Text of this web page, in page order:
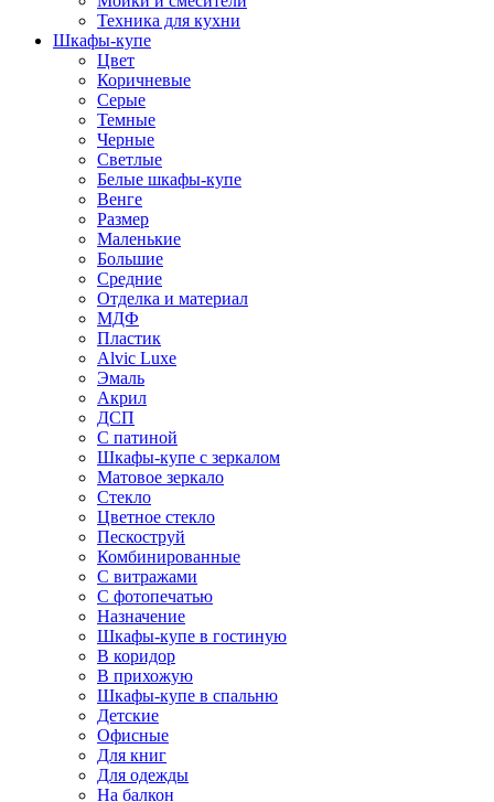
Техника для кухни
Шкафы-купе
Цвет
Коричневые
Серые
Темные
Черные
Светлые
Белые шкафы-купе
Венге
Размер
Маленькие
Большие
Средние
Отделка и материал
МДФ
Пластик
Alvic Luxe
Эмаль
Акрил
ДСП
С патиной
Шкафы-купе с зеркалом
Матовое зеркало
Стекло
Цветное стекло
Пескоструй
Комбинированные
С витражами
С фотопечатью
Назначение
Шкафы-купе в гостиную
В коридор
В прихожую
Шкафы-купе в спальню
Детские
Офисные
Для книг
Для одежды
На балкон